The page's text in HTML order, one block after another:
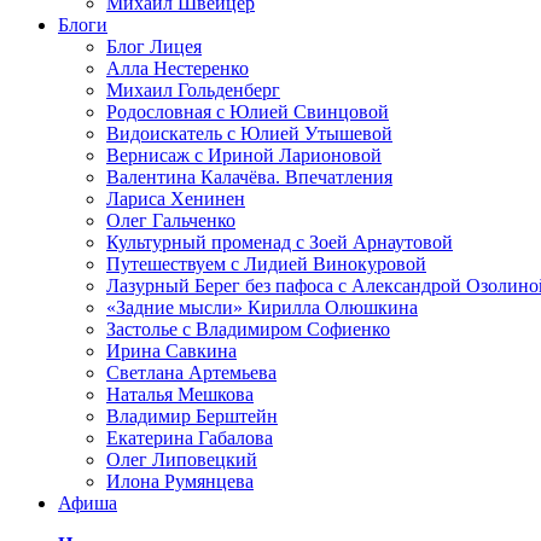
Блоги
Блог Лицея
Алла Нестеренко
Михаил Гольденберг
Родословная с Юлией Свинцовой
Видоискатель с Юлией Утышевой
Вернисаж с Ириной Ларионовой
Валентина Калачёва. Впечатления
Лариса Хенинен
Олег Гальченко
Культурный променад с Зоей Арнаутовой
Путешествуем с Лидией Винокуровой
Лазурный Берег без пафоса с Александрой
«Задние мысли» Кирилла Олюшкина
Застолье с Владимиром Софиенко
Ирина Савкина
Светлана Артемьева
Наталья Мешкова
Владимир Берштейн
Екатерина Габалова
Олег Липовецкий
Илона Румянцева
Афиша